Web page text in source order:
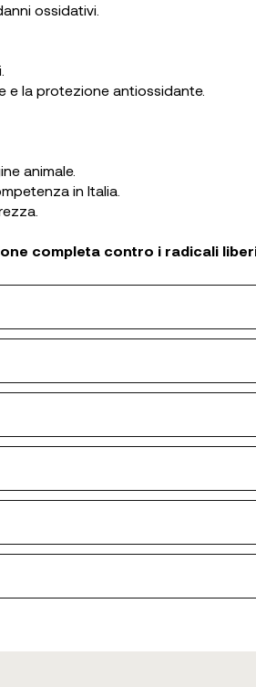
ossidativi.
e la protezione antiossidante.
animale.
in Italia.
completa contro i radicali